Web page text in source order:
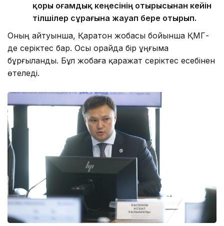
қоры Қоғамдық кеңесінің отырысынан кейін
тілшілер сұрағына жауап бере отырып.
Оның айтуынша, Қаратон жобасы бойынша ҚМГ-
де серіктес бар. Осы орайда бір ұңғыма
бұрғыланды. Бұл жобаға қаражат серіктес есебінен
өтеледі.